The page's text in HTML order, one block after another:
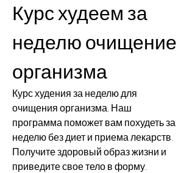
Курс худеем за
неделю очищение
организма
Курс худения за неделю для
очищения организма. Наш
программа поможет вам похудеть за
неделю без диет и приема лекарств.
Получите здоровый образ жизни и
приведите свое тело в форму.